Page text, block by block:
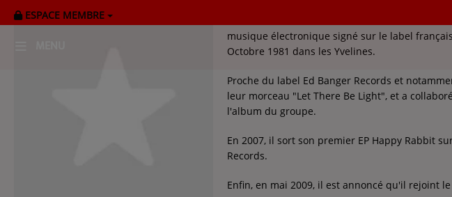
ESPACE MEMBRE
musique électronique signé sur le label
Octobre 1981 dans les Yvelines.
Proche du label Ed Banger Records et
leur morceau "Let There Be Light", et a
l'album du groupe.
En 2007, il sort son premier EP Happy Rabbit
Records.
Enfin, en mai 2009, il est annoncé qu'il rejoint